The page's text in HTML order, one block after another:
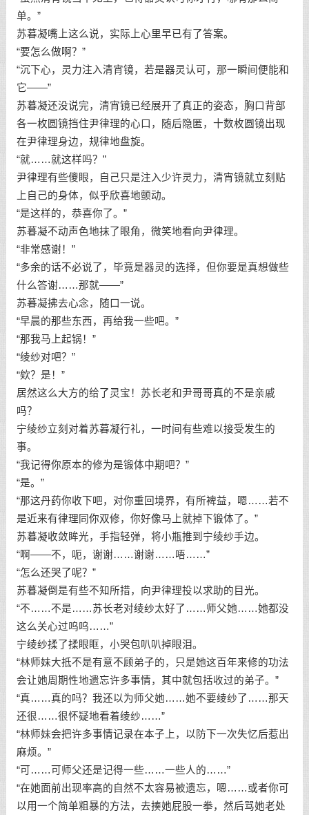
单。”
苏暮凝嘴上这么说，实际上心里早已有了答案。
“要怎么做啊？”
“沉下心，灵力注入清宵镜，若是器灵认可，那一瞬间便能和
它——”
苏暮凝还没说完，清宵镜已经展开了真正的姿态，胸口背部
各一枚圆镜挡住尹律理的心口，随后隐匿，十数枚圆镜出现
在尹律理身边，规律地盘旋。
“就……就这样吗？”
尹律理有些傻眼，自己只是注入少许灵力，清宵镜就立刻贴
上自己的身体，似乎欣喜地颤动。
“是这样的，恭喜你了。”
苏暮凝不动声色地抹了眼角，微笑地看向尹律理。
“非常感谢！”
“多余的话不必说了，毕竟是器灵的选择，但你要是真想做些
什么答谢……那就——”
苏暮凝拂去心念，随口一说。
“早晨的那些东西，再给我一些吧。”
“那我马上起锅！”
“绫纱对吧？”
“欸？是！”
居然这么大方的给了灵宝！苏长老和尹哥哥真的不是亲戚
吗？
宁绫纱立刻对着苏暮凝行礼，一时间有些难以接受发生的
事。
“我记得你原本的修为是锻体中期吧？”
“是。”
“那这丹药你收下吧，对你重回境界，有所裨益，嗯……若不
是近来有律理同你双修，你好像马上就掉下锻体了。”
苏暮凝收敛眸光，手指轻弹，将小瓶推到宁绫纱手边。
“啊——不，呃，谢谢……谢谢……唔……”
“怎么还哭了呢？”
苏暮凝倒是有些不知所措，向尹律理投以求助的目光。
“不……不是……苏长老对绫纱太好了……师父她……她都没
这么关心过呜呜……”
宁绫纱揉了揉眼眶，小哭包叭叭掉眼泪。
“林师妹大抵不是有意不顾弟子的，只是她这百年来修的功法
会让她周期性地遗忘许多事情，其中就包括收过的弟子。”
“真……真的吗？我还以为师父她……她不要绫纱了……那天
还很……很怀疑地看着绫纱……”
“林师妹会把许多事情记录在本子上，以防下一次失忆后惹出
麻烦。”
“可……可师父还是记得一些……一些人的……”
“在她面前出现率高的自然不太容易被遗忘，嗯……或者你可
以用一个简单粗暴的方法，去揍她屁股一拳，然后骂她老处